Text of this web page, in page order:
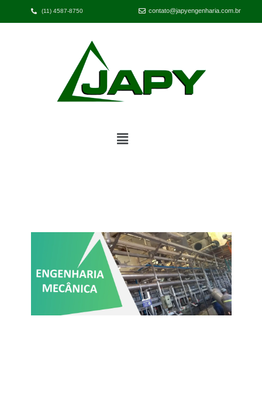
(11) 4587-8750 contato@japyengenharia.com.br